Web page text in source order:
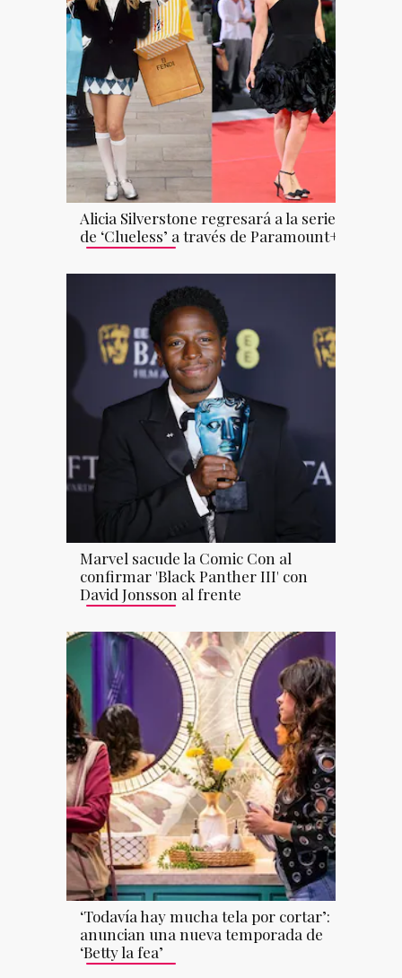
Alicia Silverstone regresará a la serie
de ‘Clueless’ a través de Paramount+
Marvel sacude la Comic Con al
confirmar 'Black Panther III' con
David Jonsson al frente
‘Todavía hay mucha tela por cortar’:
anuncian una nueva temporada de
‘Betty la fea’